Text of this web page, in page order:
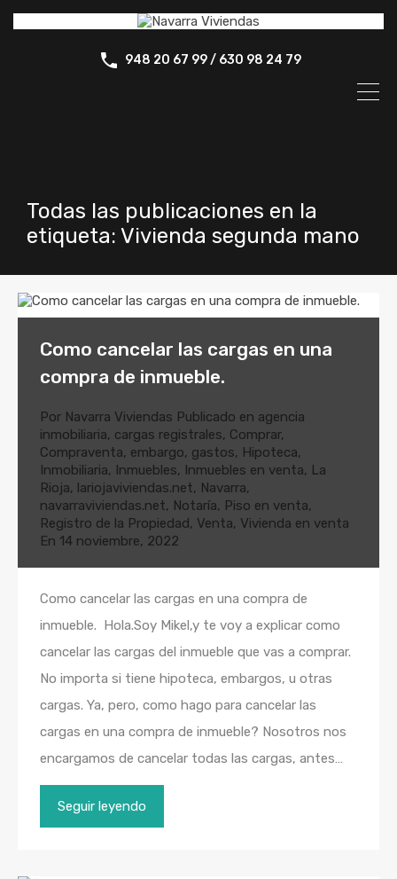
948 20 67 99 / 630 98 24 79
Todas las publicaciones en la
etiqueta: Vivienda segunda mano
Como cancelar las cargas en una
compra de inmueble.
Por Navarra Viviendas Publicado en agencia
inmobiliaria, cargas registrales, Comprar,
Compraventa, embargo, gastos, Hipoteca,
Inmobiliaria, Inmuebles, Inmuebles en venta, La
Rioja, lariojaviviendas.net, Navarra,
navarraviviendas.net, Notaría, Piso en venta,
Registro de la Propiedad, Venta, Vivienda en venta
En 14 noviembre, 2022
Como cancelar las cargas en una compra de
inmueble. Hola.Soy Mikel,y te voy a explicar como
cancelar las cargas del inmueble que vas a comprar.
No importa si tiene hipoteca, embargos, u otras
cargas. Ya, pero, como hago para cancelar las
cargas en una compra de inmueble? Nosotros nos
encargamos de cancelar todas las cargas, antes…
Seguir leyendo